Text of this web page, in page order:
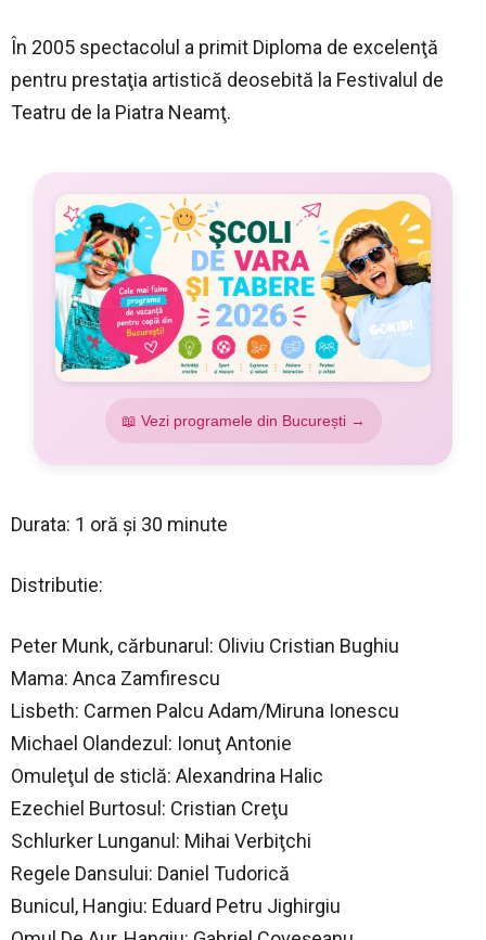
În 2005 spectacolul a primit Diploma de excelenţă
pentru prestaţia artistică deosebită la Festivalul de
Teatru de la Piatra Neamţ.
📖 Vezi programele din București →
Durata: 1 oră şi 30 minute
Distributie:
Peter Munk, cărbunarul: Oliviu Cristian Bughiu
Mama: Anca Zamfirescu
Lisbeth: Carmen Palcu Adam/Miruna Ionescu
Michael Olandezul: Ionuţ Antonie
Omuleţul de sticlă: Alexandrina Halic
Ezechiel Burtosul: Cristian Creţu
Schlurker Lunganul: Mihai Verbiţchi
Regele Dansului: Daniel Tudorică
Bunicul, Hangiu: Eduard Petru Jighirgiu